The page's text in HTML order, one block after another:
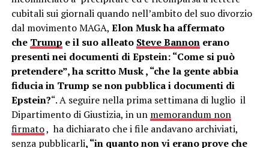
cubitali sui giornali quando nell’ambito del suo divorzio
dal movimento MAGA, Elon Musk ha affermato
che Trump e il suo alleato Steve Bannonerano
presenti nei documenti di Epstein: “Come si può
pretendere”, ha scritto Musk , “che la gente abbia
fiducia in Trump se non pubblica i documenti di
Epstein?“. A seguire nella prima settimana di luglio il
Dipartimento di Giustizia, in un memorandum non
firmato, ha dichiarato che i file andavano archiviati,
senza pubblicarli, “in quanto non vi erano prove che